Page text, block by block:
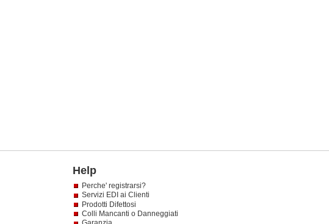
Help
Perche' registrarsi?
Servizi EDI ai Clienti
Prodotti Difettosi
Colli Mancanti o Danneggiati